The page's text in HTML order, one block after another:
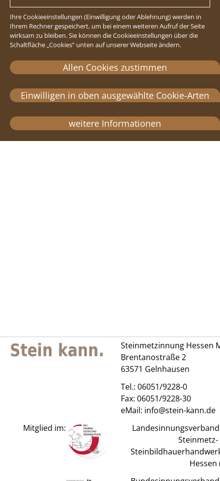
Steinmetzinnung Hessen
Brentanostraße 2
63571 Gelnhausen
Tel.:06051/9228-0
Fax: 06051/9228-30
eMail: info@stein-kann.de
Mitglied im:
Hessen
Ihre Cookieeinstellungen (Einwilligung oder Ablehnung) werden in
Ihrem Rechner gespeichert, um bei einem weiteren Aufruf der Seite
wirksam zu bleiben. Sie können die Cookieeinstellungen über die
Schaltfläche „Cookies“ unten auf unserer Webseite ändern.
Allen Cookies zustimmen
Einwilligen in oben ausgewählte Cookie-Arten
weitere Informationen